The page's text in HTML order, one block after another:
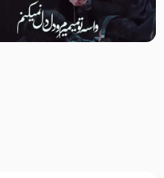
مصداق کربلا – حاج حسین سیب